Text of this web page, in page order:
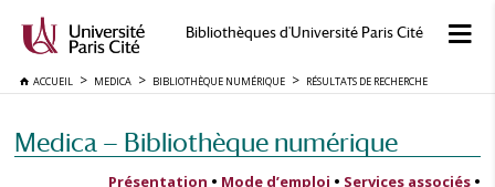
Bibliothèques d'Université Paris Cité
ACCUEIL MEDICA BIBLIOTHÈQUE NUMÉRIQUE RÉSULTATS DE RECHERCHE
Medica — Bibliothèque numérique
Présentation • Mode d’emploi • Services associés •